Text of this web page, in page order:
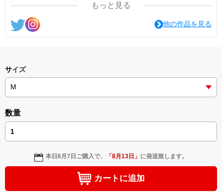
バレエ教室を卒業した教え子の誕生日プレゼントとして「春
日井バレエTシャツ」で隠し文字タイプのreデザインをして
いた時に、彼女のお子さんにも何かプレゼントしたいと思い
もっと見る
他の作品を見る
サイズ
数量
本日8月7日 ご購入で、 「8月13日 」 に発送致します。
カートに追加